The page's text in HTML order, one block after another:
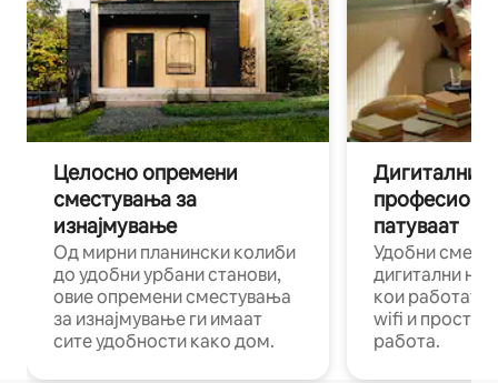
Целосно опремени
сместувања за
изнајмување
Од мирни планински колиби
до удобни урбани станови,
овие опремени сместувања
за изнајмување ги имаат
сите удобности како дом.
Дигитални
патуваат
Удобни
дигитални
кои работат
wifi и
работа.